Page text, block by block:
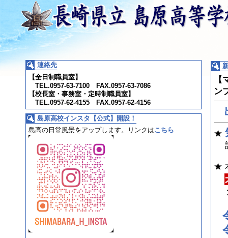
連絡先
【全日制職員室】
TEL.0957-63-7100 FAX.0957-63-7086
【校長室・事務室・定時制職員室】
TEL.0957-62-4155 FAX.0957-62-4156
島原高校インスタ【公式】開設！
島高の日常風景をアップします。
リンクはこちら
ン
★
★